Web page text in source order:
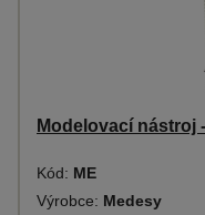
Modelovací nástroj
Kód: ME
Výrobce: Medesy